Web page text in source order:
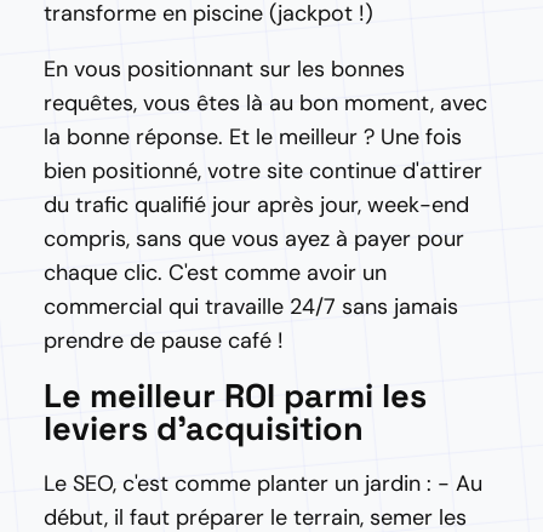
transforme en piscine (jackpot !)
En vous positionnant sur les bonnes
requêtes, vous êtes là au bon moment, avec
la bonne réponse. Et le meilleur ? Une fois
bien positionné, votre site continue d'attirer
du trafic qualifié jour après jour, week-end
compris, sans que vous ayez à payer pour
chaque clic. C'est comme avoir un
commercial qui travaille 24/7 sans jamais
prendre de pause café !
Le meilleur ROI parmi les
leviers d'acquisition
Le SEO, c'est comme planter un jardin : - Au
début, il faut préparer le terrain, semer les